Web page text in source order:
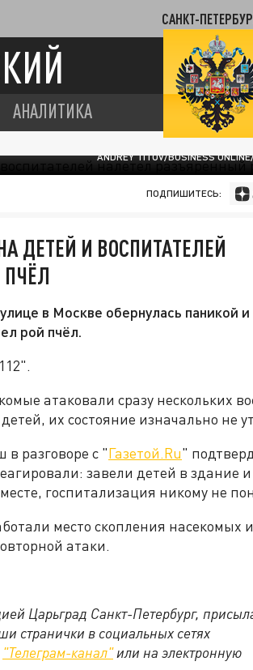
САНКТ-
АНАЛИТИКА
ANDREY TITOV/BUSINESS
ПОДПИШИТЕСЬ:
ДЕТЕЙ И ВОСПИТАТЕЛЕЙ
в Москве обернулась паникой
рой пчёл.
атаковали сразу нескольких
их состояние изначально не
разговоре с "Газетой.Ru"
завели детей в здание
госпитализация никому не
место скопления насекомых
атаки.
Царьград Санкт-Петербург,
странички в социальных сетях
"Телеграм-канал"или на электронную